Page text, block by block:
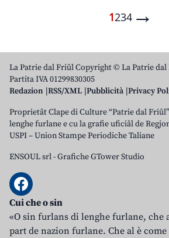
1234 →
La Patrie dal Friûl Copyright © La Patrie
Partita IVA 01299830305
Redazion RSS/XML Pubblicità Privacy
Proprietât Clape di Culture “Patrie dal
lenghe furlane e cu la grafie uficiâl de
USPI – Union Stampe Periodiche Taliane
ENSOUL srl-Grafiche GTower Studio
Cui che o sin
«O sin furlans di lenghe furlane, che
part de nazion furlane. Che al è